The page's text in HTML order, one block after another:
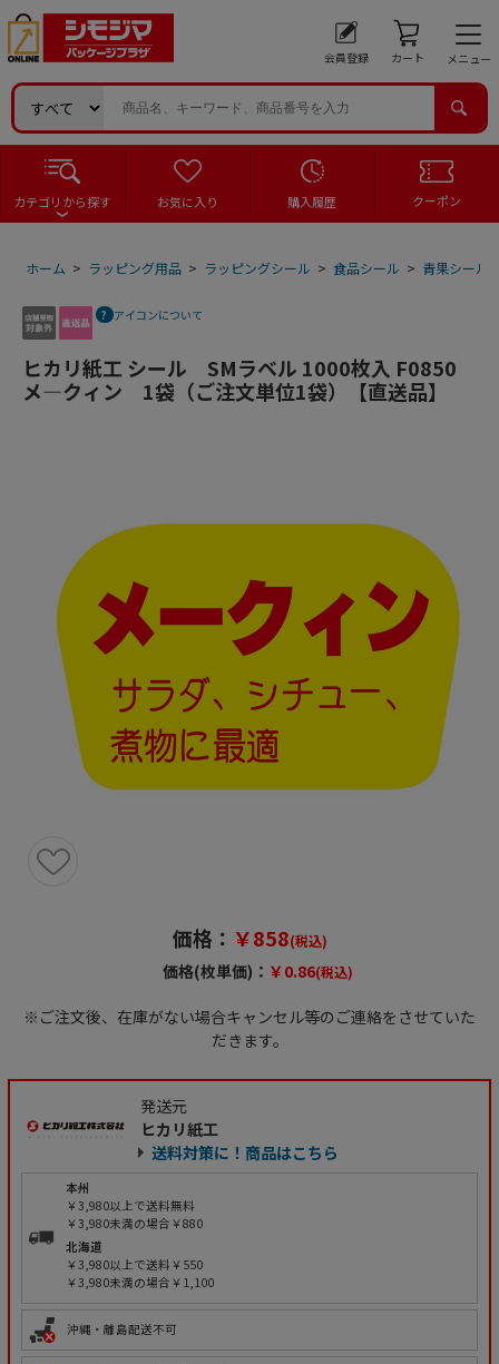
会員登録 カート メニュー
カテゴリから探す お気に入り 購入履歴 クーポン
ホーム > ラッピング用品 > ラッピングシール > 食品シール > 青果シール
アイコンについて
ヒカリ紙工 シール SMラベル 1000枚入 F0850
メ―クィン 1袋（ご注文単位1袋）【直送品】
価格： ￥858(税込)
価格(枚単価)： ￥0.86(税込)
※ご注文後、在庫がない場合キャンセル等のご連絡をさせていた
だきます。
発送元
ヒカリ紙工
送料対策に！商品はこちら
本州
￥3,980以上で送料無料
￥3,980未満の場合￥880
北海道
￥3,980以上で送料￥550
￥3,980未満の場合￥1,100
沖縄・離島配送不可